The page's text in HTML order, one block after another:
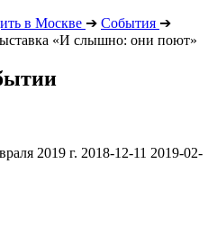
в Москве ➔ События ➔
«И слышно: они поют»
2019 г. 2018-12-11 2019-02-